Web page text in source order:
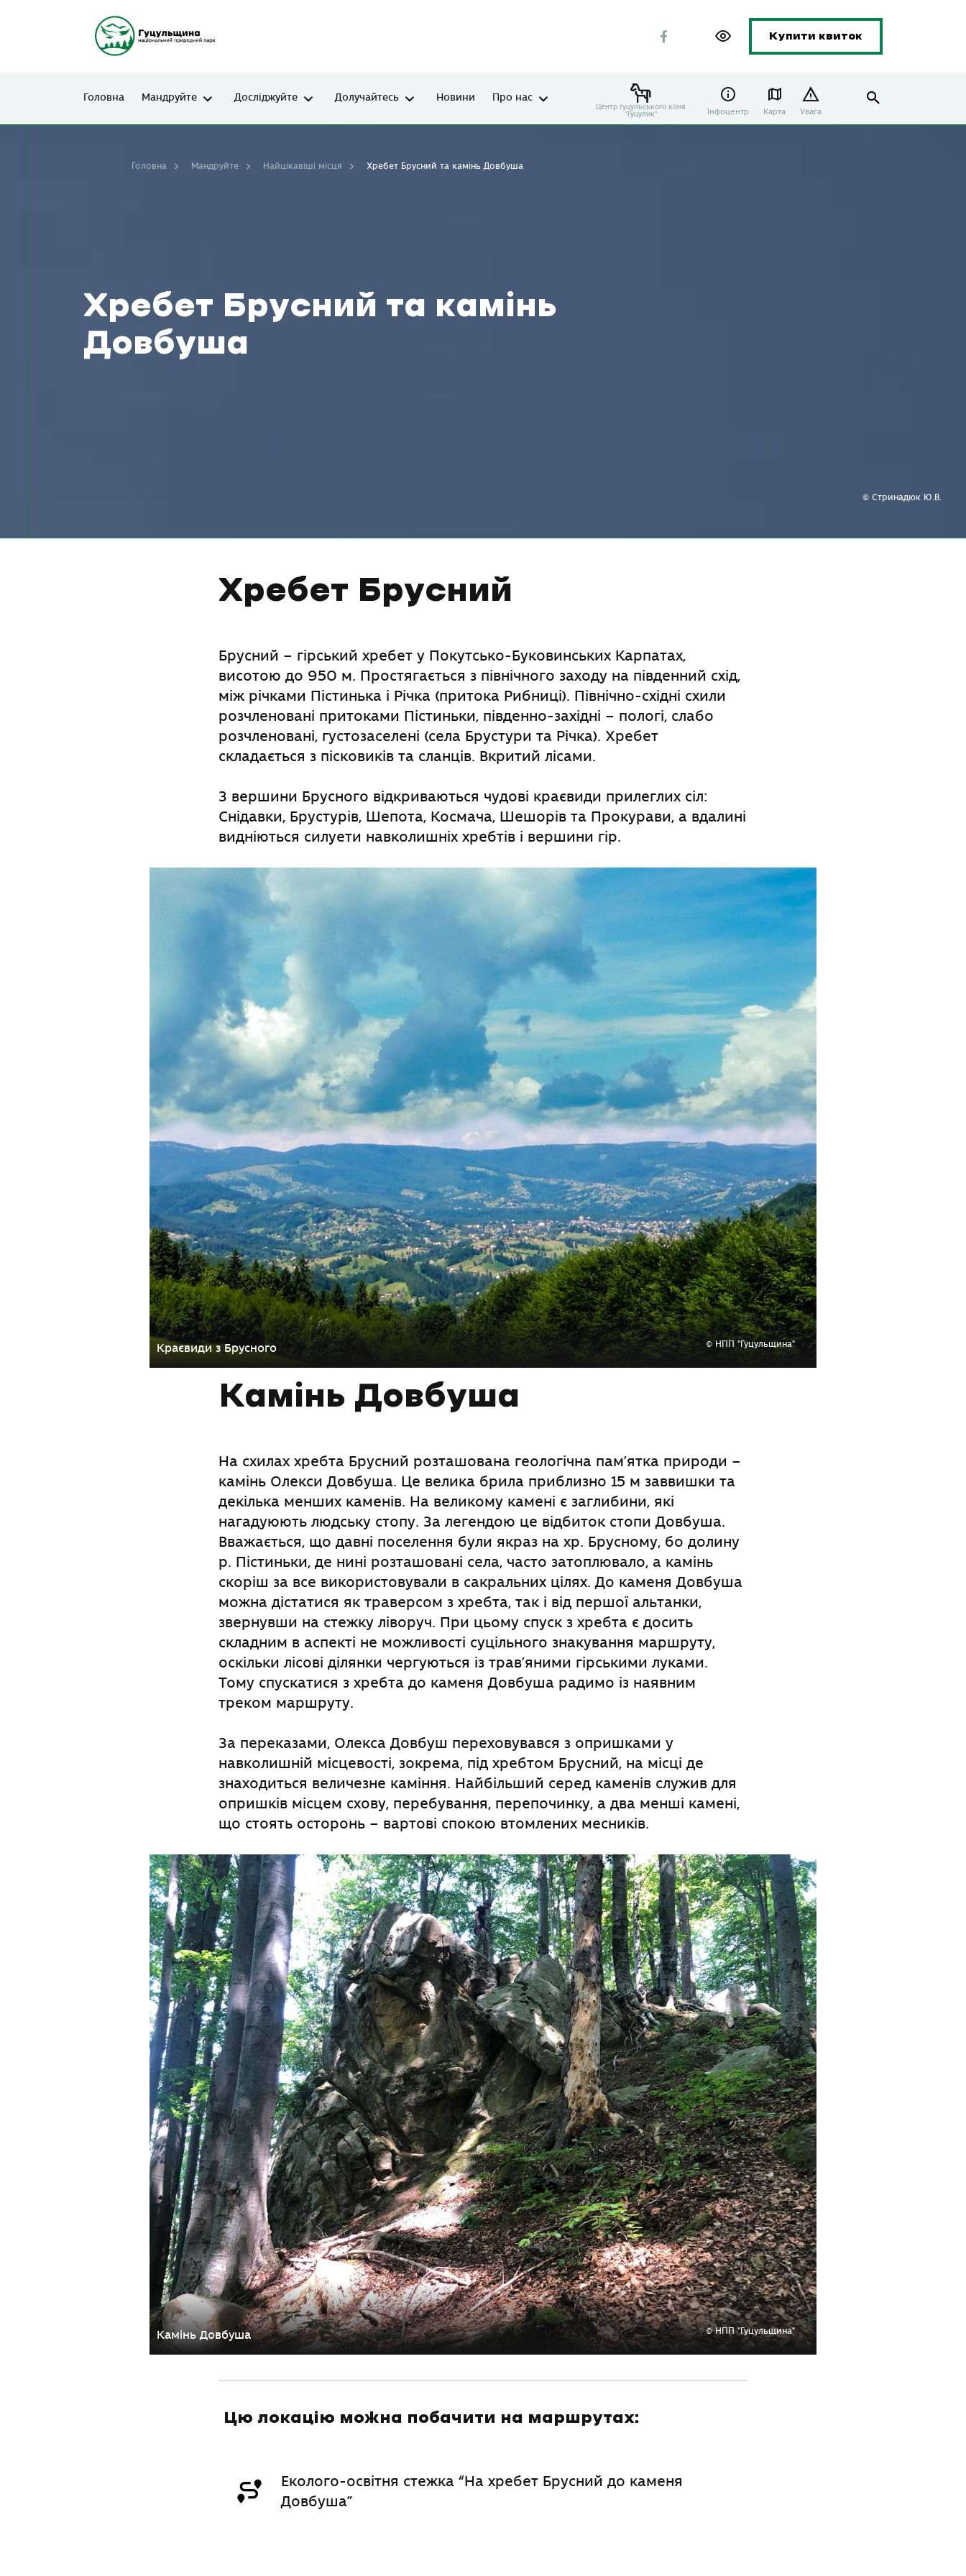
Купити квиток
Головна Мандруйте Досліджуйте Долучайтесь Новини Про нас
Центр гуцульського коня
"Гуцулик"
Інфоцентр Карта Увага
Хребет Брусний та камінь
Довбуша
Головна Мандруйте Найцікавіші місця Хребет Брусний та камінь Довбуша
© Стринадюк Ю.В.
Хребет Брусний
Брусний – гірський хребет у Покутсько-Буковинських Карпатах,
висотою до 950 м. Простягається з північного заходу на південний схід,
між річками Пістинька і Річка (притока Рибниці). Північно-східні схили
розчленовані притоками Пістиньки, південно-західні – пологі, слабо
розчленовані, густозаселені (села Брустури та Річка). Хребет
складається з пісковиків та сланців. Вкритий лісами.
З вершини Брусного відкриваються чудові краєвиди прилеглих сіл:
Снідавки, Брустурів, Шепота, Космача, Шешорів та Прокурави, а вдалині
видніються силуети навколишніх хребтів і вершини гір.
Краєвиди з Брусного © НПП "Гуцульщина"
Камінь Довбуша
На схилах хребта Брусний розташована геологічна пам’ятка природи –
камінь Олекси Довбуша. Це велика брила приблизно 15 м заввишки та
декілька менших каменів. На великому камені є заглибини, які
нагадуюють людську стопу. За легендою це відбиток стопи Довбуша.
Вважається, що давні поселення були якраз на хр. Брусному, бо долину
р. Пістиньки, де нині розташовані села, часто затоплювало, а камінь
скоріш за все використовували в сакральних цілях. До каменя Довбуша
можна дістатися як траверсом з хребта, так і від першої альтанки,
звернувши на стежку ліворуч. При цьому спуск з хребта є досить
складним в аспекті не можливості суцільного знакування маршруту,
оскільки лісові ділянки чергуються із трав’яними гірськими луками.
Тому спускатися з хребта до каменя Довбуша радимо із наявним
треком маршруту.
За переказами, Олекса Довбуш переховувався з опришками у
навколишній місцевості, зокрема, під хребтом Брусний, на місці де
знаходиться величезне каміння. Найбільший серед каменів служив для
опришків місцем схову, перебування, перепочинку, а два менші камені,
що стоять осторонь – вартові спокою втомлених месників.
Камінь Довбуша © НПП "Гуцульщина"
Цю локацію можна побачити на маршрутах:
Еколого-освітня стежка “На хребет Брусний до каменя
Довбуша”